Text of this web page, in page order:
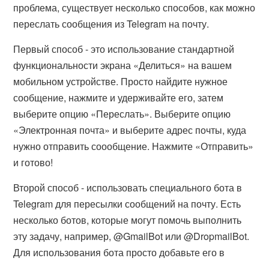
проблема, существует несколько способов, как можно
переслать сообщения из Telegram на почту.
Первый способ - это использование стандартной
функциональности экрана «Делиться» на вашем
мобильном устройстве. Просто найдите нужное
сообщение, нажмите и удерживайте его, затем
выберите опцию «Переслать». Выберите опцию
«Электронная почта» и выберите адрес почты, куда
нужно отправить соообщение. Нажмите «Отправить»
и готово!
Второй способ - использовать специального бота в
Telegram для пересылки сообщений на почту. Есть
несколько ботов, которые могут помочь выполнить
эту задачу, например, @GmailBot или @DropmailBot.
Для использования бота просто добавьте его в